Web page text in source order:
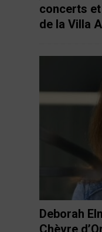
concerts
de la Villa
Deborah